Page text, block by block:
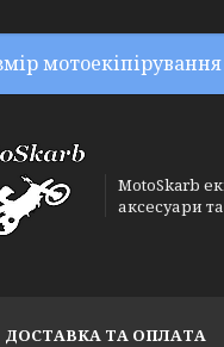
MotoSkarb
аксесуари
ДОСТАВКА ТА ОПЛАТА